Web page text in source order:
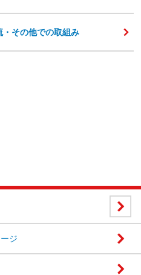
その他での取組み
ジ